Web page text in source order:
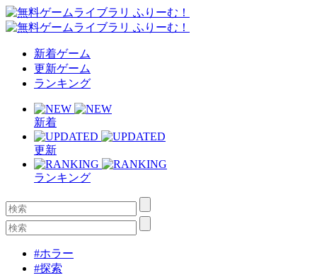
新着ゲーム
更新ゲーム
ランキング
新着
更新
ランキング
#ホラー
#探索